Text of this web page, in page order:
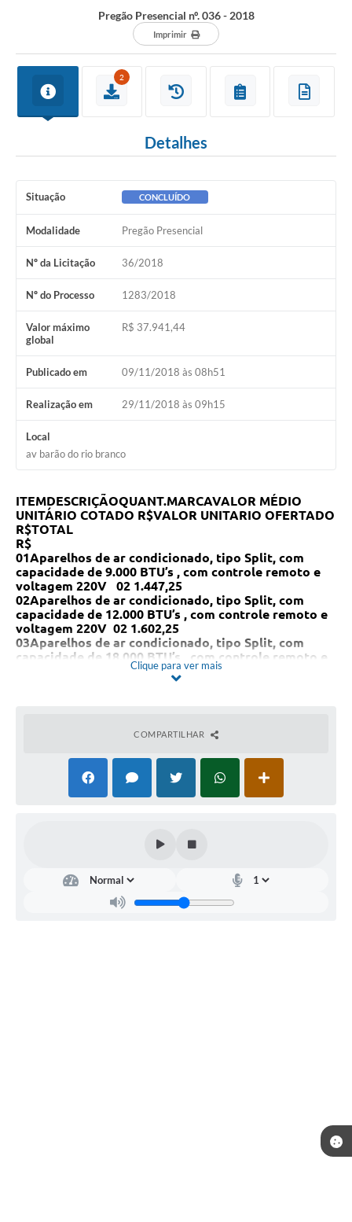
Pregão Presencial nº. 036 - 2018
Imprimir
2
Detalhes
Situação CONCLUÍDO
Modalidade Pregão Presencial
Nº da Licitação 36/2018
Nº do Processo 1283/2018
Valor máximo
global
R$ 37.941,44
Publicado em 09/11/2018 às 08h51
Realização em 29/11/2018 às 09h15
Local
av barão do rio branco
ITEMDESCRIÇÃOQUANT.MARCAVALOR MÉDIO
UNITÁRIO COTADO R$VALOR UNITARIO OFERTADO
R$TOTAL
R$
01Aparelhos de ar condicionado, tipo Split, com
capacidade de 9.000 BTU’s , com controle remoto e
voltagem 220V 02 1.447,25
02Aparelhos de ar condicionado, tipo Split, com
capacidade de 12.000 BTU’s , com controle remoto e
voltagem 220V 02 1.602,25
03Aparelhos de ar condicionado, tipo Split, com
capacidade de 18.000 BTU’s ,
com controle remoto e
2.474,50
Aparelhos de ar condicionado, tipo Split, com
Aparelhos de ar condicionado, tipo Split, com
capacidade de 36.000 BTU’s , com controle remoto e
voltagem 220V03 5.814,14
Clique para ver mais
COMPARTILHAR